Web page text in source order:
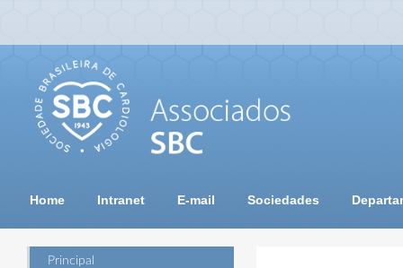
Home Intranet E-mail Sociedades
Principal